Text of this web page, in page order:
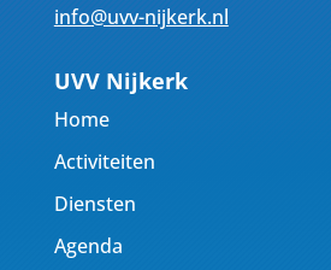
info@uvv-nijkerk.nl
UVV Nijkerk
Home
Activiteiten
Diensten
Agenda